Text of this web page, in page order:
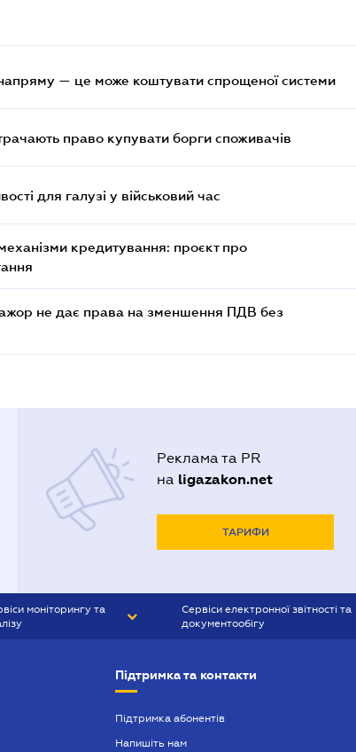
— це може коштувати спрощеної системи
право купувати борги споживачів
для галузі у військовий час
кредитування: проєкт про
не дає права на зменшення ПДВ без
Реклама та PR
на ligazakon.net
ТАРИФИ
моніторингу та
Сервіси електронної звітності та
документообігу
Підтримка та контакти
Підтримка абонентів
Напишіть нам